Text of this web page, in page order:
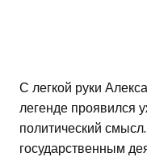
С легкой руки
легенде проявился
политический
государственным